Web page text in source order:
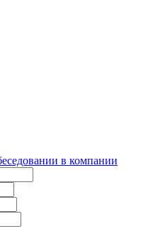
в компании